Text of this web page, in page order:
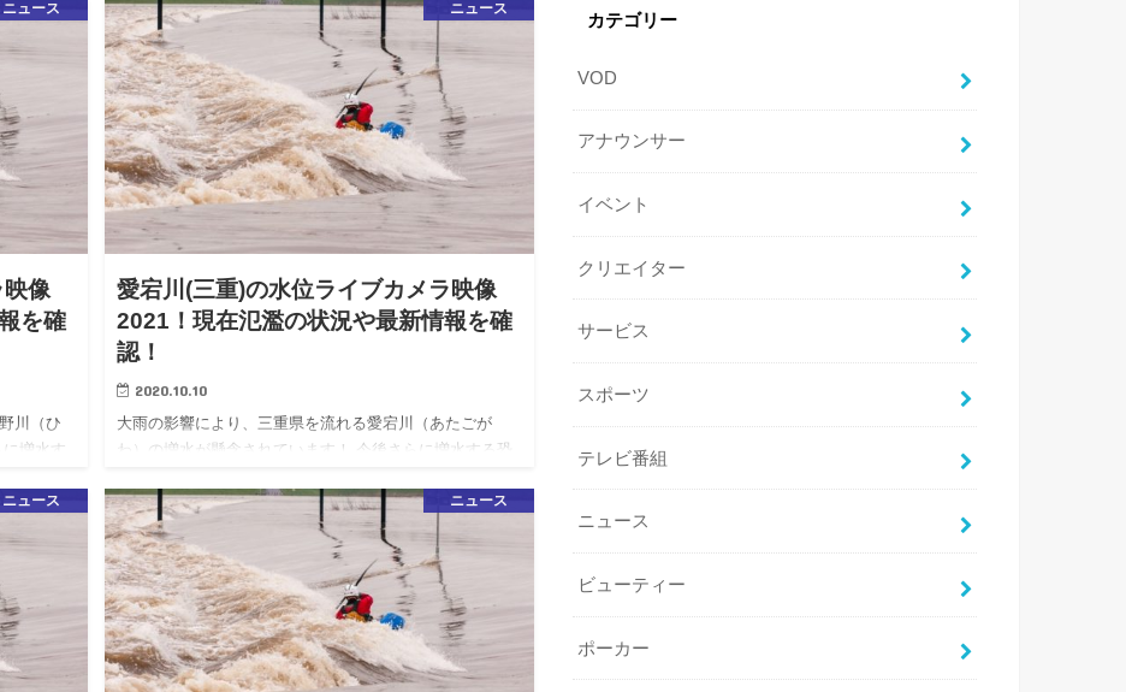
のライ
をつけて下さい。 こちらの記事では境川のライブカメラ
映像や水位、現…
ニュース
映像
を確
川（ひ
増水す
ライブ
ニュース
愛宕川(三重)の水位ライブカメラ映像
2021！現在氾濫の状況や最新情報を確
認！
2020.10.10
大雨の影響により、三重県を流れる愛宕川（あたごが
わ）の増水が懸念されています！ 今後さらに増水する恐
をつけて下さい。 こちらの記事では愛宕川のライブカメ
ラ映像や水位、現在…
ニュース ニュース
カテゴリー
VOD
アナウンサー
イベント
クリエイター
サービス
スポーツ
テレビ番組
ニュース
ビューティー
ポーカー